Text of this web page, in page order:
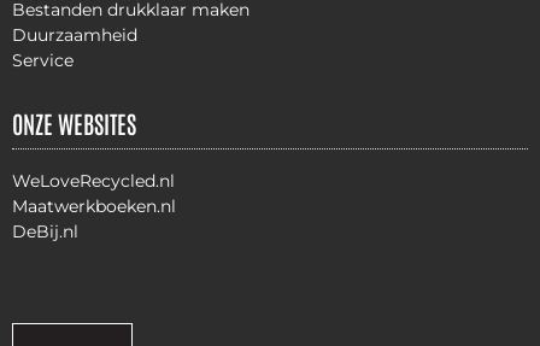
Bestanden drukklaar maken
Duurzaamheid
Service
ONZE WEBSITES
WeLoveRecycled.nl
Maatwerkboeken.nl
DeBij.nl